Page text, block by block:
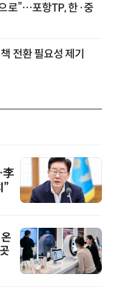
로”…포항TP, 한·중
전환 필요성 제기
李
”